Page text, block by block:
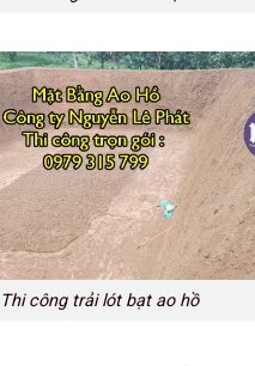
Thi công trải lót bạt ao hồ